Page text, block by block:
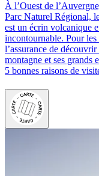
À l’Ouest de
Parc Naturel Régional,
est un écrin volcanique
incontournable. Pour les
l’assurance de
montagne et ses grands
5 bonnes raisons de